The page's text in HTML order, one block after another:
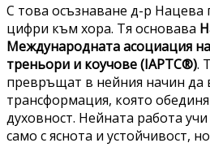
С това осъзнаване д-р
цифри към хора. Тя основава
Международната асоциация
треньори и коучове (IAPTC®).
превръщат в нейния начин да
трансформация, която
духовност. Нейната работа
само с яснота и устойчивост,